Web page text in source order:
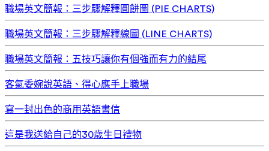
職場英文簡報：三步驟解釋圓餅圖 (PIE CHARTS)
職場英文簡報：三步驟解釋線圖 (LINE CHARTS)
職場英文簡報：五技巧讓你有個強而有力的結尾
客氣委婉說英語、得心應手上職場
寫一封出色的商用英語書信
這是我送給自己的30歲生日禮物